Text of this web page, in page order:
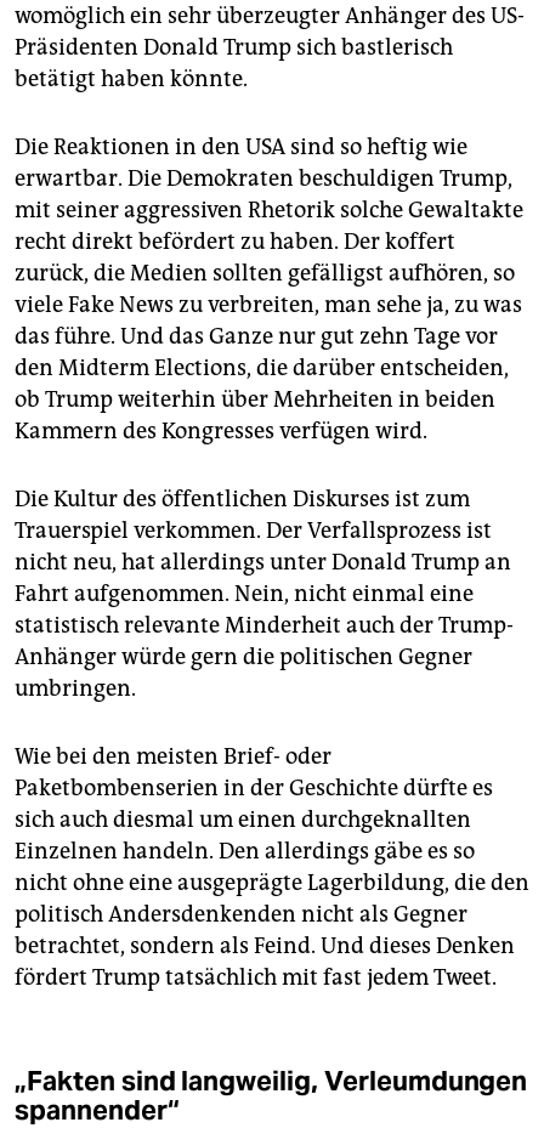
womöglich ein sehr überzeugter Anhänger des US-
Präsidenten Donald Trump sich bastlerisch
betätigt haben könnte.
Die Reaktionen in den USA sind so heftig wie
erwartbar. Die Demokraten beschuldigen Trump,
mit seiner aggressiven Rhetorik solche Gewaltakte
recht direkt befördert zu haben. Der koffert
zurück, die Medien sollten gefälligst aufhören, so
viele Fake News zu verbreiten, man sehe ja, zu was
das führe. Und das Ganze nur gut zehn Tage vor
den Midterm Elections, die darüber entscheiden,
ob Trump weiterhin über Mehrheiten in beiden
Kammern des Kongresses verfügen wird.
Die Kultur des öffentlichen Diskurses ist zum
Trauerspiel verkommen. Der Verfallsprozess ist
nicht neu, hat allerdings unter Donald Trump an
Fahrt aufgenommen. Nein, nicht einmal eine
statistisch relevante Minderheit auch der Trump-
Anhänger würde gern die politischen Gegner
umbringen.
Wie bei den meisten Brief- oder
Paketbombenserien in der Geschichte dürfte es
sich auch diesmal um einen durchgeknallten
Einzelnen handeln. Den allerdings gäbe es so
nicht ohne eine ausgeprägte Lagerbildung, die den
politisch Andersdenkenden nicht als Gegner
betrachtet, sondern als Feind. Und dieses Denken
fördert Trump tatsächlich mit fast jedem Tweet.
„Fakten sind langweilig, Verleumdungen
spannender“